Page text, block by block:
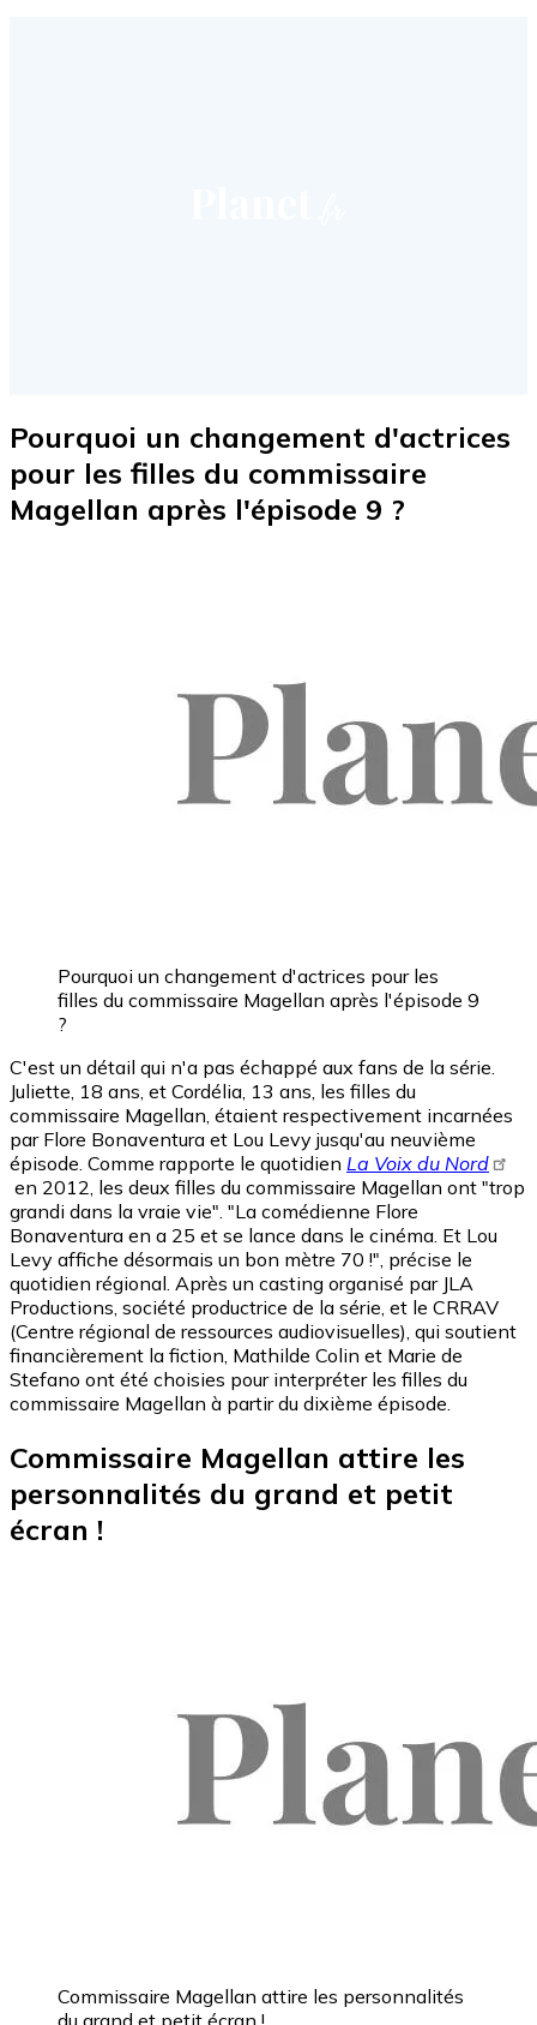
Pourquoi un changement d'actrices
pour les filles du commissaire
Magellan après l'épisode 9 ?
Pourquoi un changement d'actrices pour les
filles du commissaire Magellan après l'épisode 9
?
C'est un détail qui n'a pas échappé aux fans de la série.
Juliette, 18 ans, et Cordélia, 13 ans, les filles du
commissaire Magellan, étaient respectivement incarnées
par Flore Bonaventura et Lou Levy jusqu'au neuvième
épisode. Comme rapporte le quotidien La Voix du Nord
en 2012, les deux filles du commissaire Magellan ont "trop
grandi dans la vraie vie". "La comédienne Flore
Bonaventura en a 25 et se lance dans le cinéma. Et Lou
Levy affiche désormais un bon mètre 70 !", précise le
quotidien régional. Après un casting organisé par JLA
Productions, société productrice de la série, et le CRRAV
(Centre régional de ressources audiovisuelles), qui soutient
financièrement la fiction, Mathilde Colin et Marie de
Stefano ont été choisies pour interpréter les filles du
commissaire Magellan à partir du dixième épisode.
Commissaire Magellan attire les
personnalités du grand et petit
écran !
Commissaire Magellan attire les personnalités